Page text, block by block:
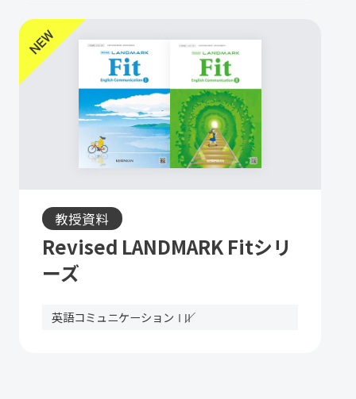
教授資料
Revised LANDMARK Fitシリ
ーズ
英語コミュニケーションⅠ Ⅱ